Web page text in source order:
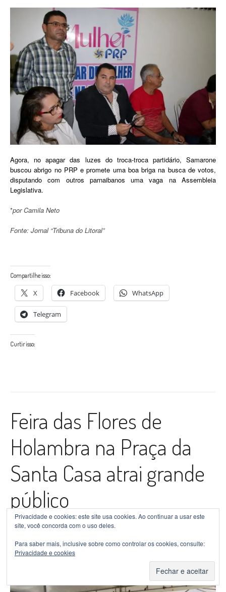
Agora, no apagar das luzes do troca-troca partidário, Samarone
buscou abrigo no PRP e promete uma boa briga na busca de votos,
disputando com outros parnaibanos uma vaga na Assembleia
Legislativa.
*por Camila Neto
Fonte: Jornal “Tribuna do Litoral”
Compartilhe isso:
X Facebook WhatsApp
Telegram
Curtir isso:
Feira das Flores de
Holambra na Praça da
Santa Casa atrai grande
público
Postado porBernardo Silva em8 de abril de 2018
Destaque
0 Comment
Privacidade e cookies: este site usa cookies. Ao continuar a usar este
site, você concorda com o uso deles.
Para saber mais, inclusive sobre como controlar os cookies, consulte:
Privacidade e cookies